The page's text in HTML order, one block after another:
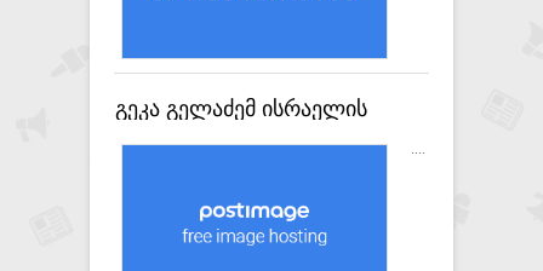
გეკა გელაძემ ისრაელის
სახელმწიფოს უსაფრთხოების
უმასპინძლა
....